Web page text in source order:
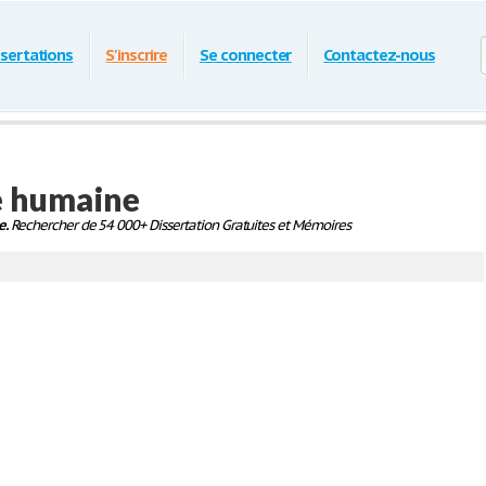
S'inscrire Se connecter Contactez-nous
Rechercher de 54 000+ Dissertation Gratuites et Mémoires